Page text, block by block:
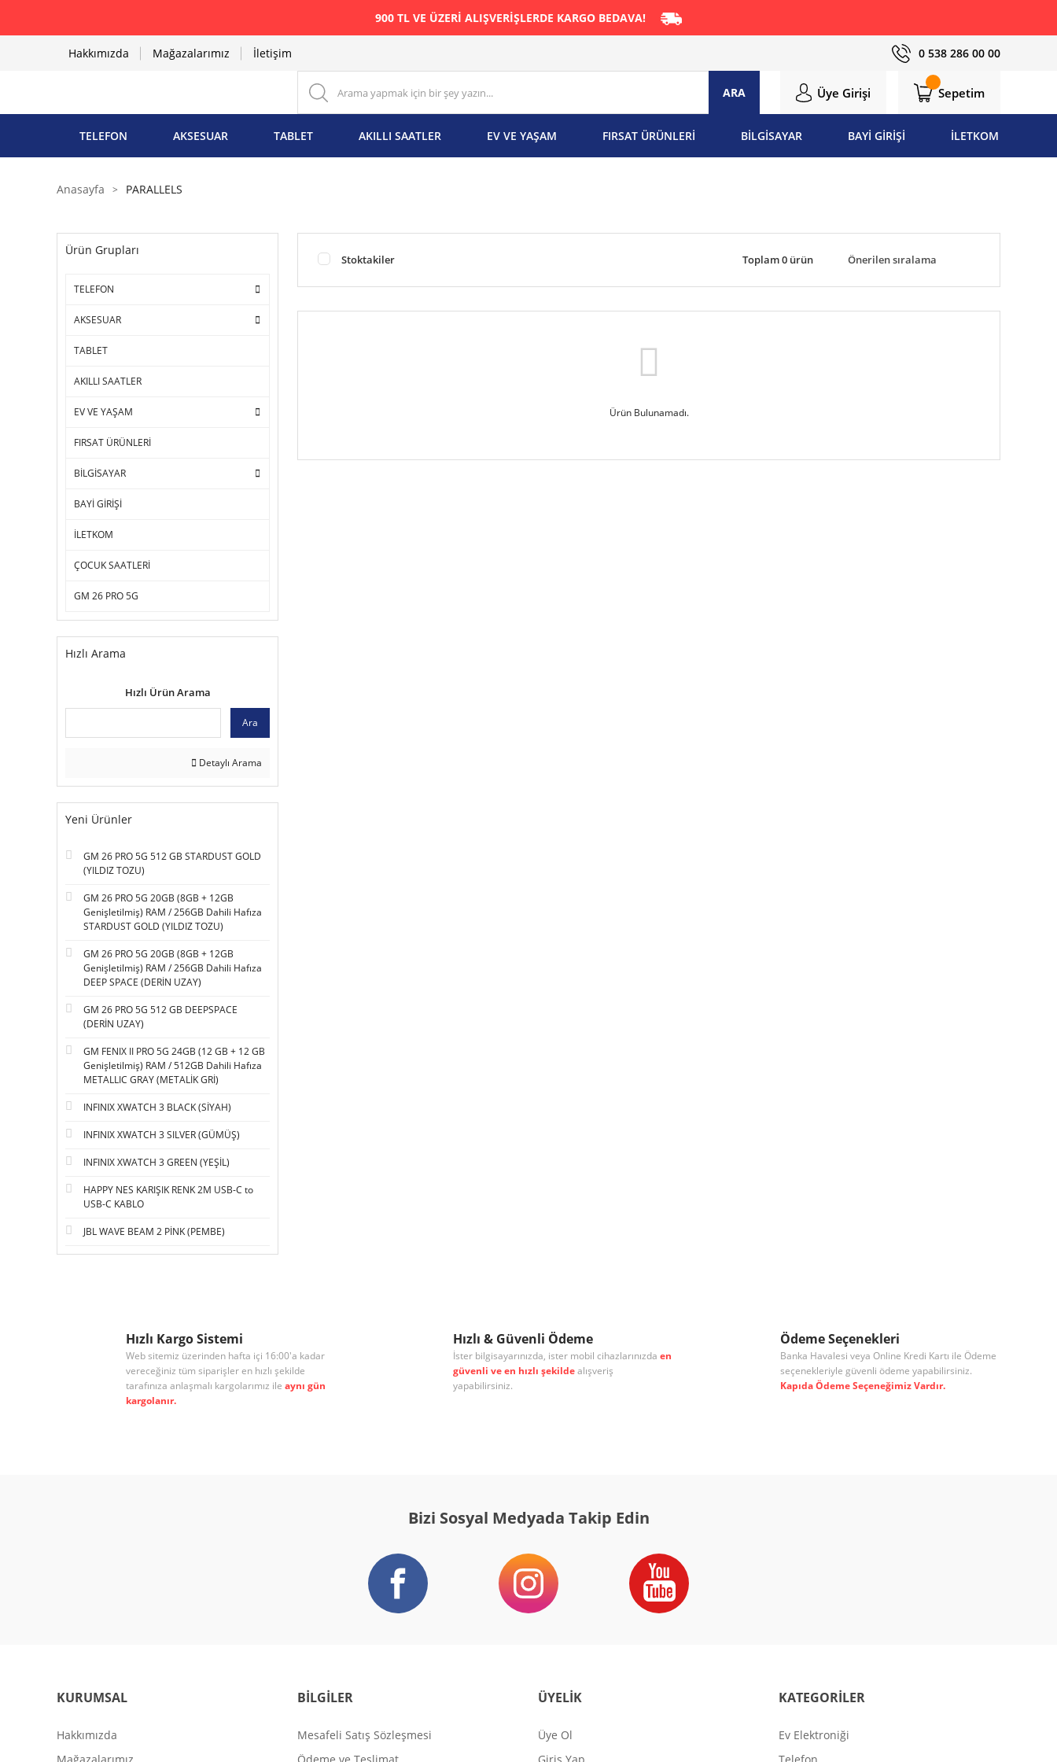
900 TL VE ÜZERİ ALIŞVERİŞLERDE KARGO BEDAVA!
Hakkımızda Mağazalarımız İletişim 0 538 286 00 00
ARA Üye Girişi Sepetim
TELEFON AKSESUAR TABLET AKILLI SAATLER EV VE YAŞAM FIRSAT ÜRÜNLERİ BİLGİSAYAR BAYİ GİRİŞİ İLETKOM
Anasayfa PARALLELS
Ürün Grupları
TELEFON
AKSESUAR
TABLET
AKILLI SAATLER
EV VE YAŞAM
FIRSAT ÜRÜNLERİ
BİLGİSAYAR
BAYİ GİRİŞİ
İLETKOM
ÇOCUK SAATLERİ
GM 26 PRO 5G
Hızlı Arama
Hızlı Ürün Arama
Ara
Detaylı Arama
Yeni Ürünler
GM 26 PRO 5G 512 GB STARDUST GOLD
(YILDIZ TOZU)
GM 26 PRO 5G 20GB (8GB + 12GB
Genişletilmiş) RAM / 256GB Dahili Hafıza
STARDUST GOLD (YILDIZ TOZU)
GM 26 PRO 5G 20GB (8GB + 12GB
Genişletilmiş) RAM / 256GB Dahili Hafıza
DEEP SPACE (DERİN UZAY)
GM 26 PRO 5G 512 GB DEEPSPACE
(DERİN UZAY)
GM FENIX II PRO 5G 24GB (12 GB + 12 GB
Genişletilmiş) RAM / 512GB Dahili Hafıza
METALLIC GRAY (METALİK GRİ)
INFINIX XWATCH 3 BLACK (SİYAH)
INFINIX XWATCH 3 SILVER (GÜMÜŞ)
INFINIX XWATCH 3 GREEN (YEŞİL)
HAPPY NES KARIŞIK RENK 2M USB-C to
USB-C KABLO
JBL WAVE BEAM 2 PİNK (PEMBE)
Stoktakiler Toplam 0 ürün
Ürün Bulunamadı.
Hızlı Kargo Sistemi
Web sitemiz üzerinden hafta içi 16:00'a kadar
vereceğiniz tüm siparişler en hızlı şekilde
tarafınıza anlaşmalı kargolarımız ile aynı gün
kargolanır.
Hızlı & Güvenli Ödeme
İster bilgisayarınızda, ister mobil cihazlarınızda en
güvenli ve en hızlı şekildealışveriş
yapabilirsiniz.
Ödeme Seçenekleri
Banka Havalesi veya Online Kredi Kartı ile Ödeme
seçenekleriyle güvenli ödeme yapabilirsiniz.
Kapıda Ödeme Seçeneğimiz Vardır.
Bizi Sosyal Medyada Takip Edin
KURUMSAL
Hakkımızda
BİLGİLER
Mesafeli Satış Sözleşmesi
ÜYELİK
Üye Ol
KATEGORİLER
Ev Elektroniği